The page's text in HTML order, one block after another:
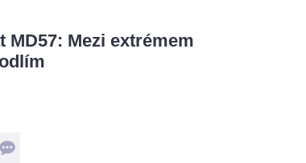
MD57: Mezi extrémem